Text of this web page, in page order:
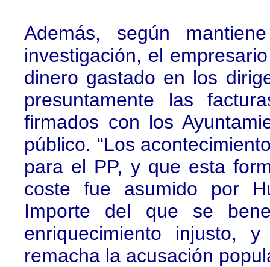
Además, según
investigación, el
dinero gastado en los
presuntamente las
firmados con los
público. “Los
para el PP, y que esta
coste fue asumido por
Importe del que se
enriquecimiento injusto,
remacha la acusación